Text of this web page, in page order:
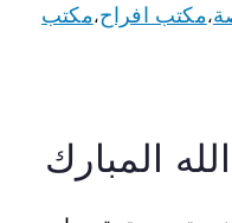
،مكتب افراح،مكتب
المبارك